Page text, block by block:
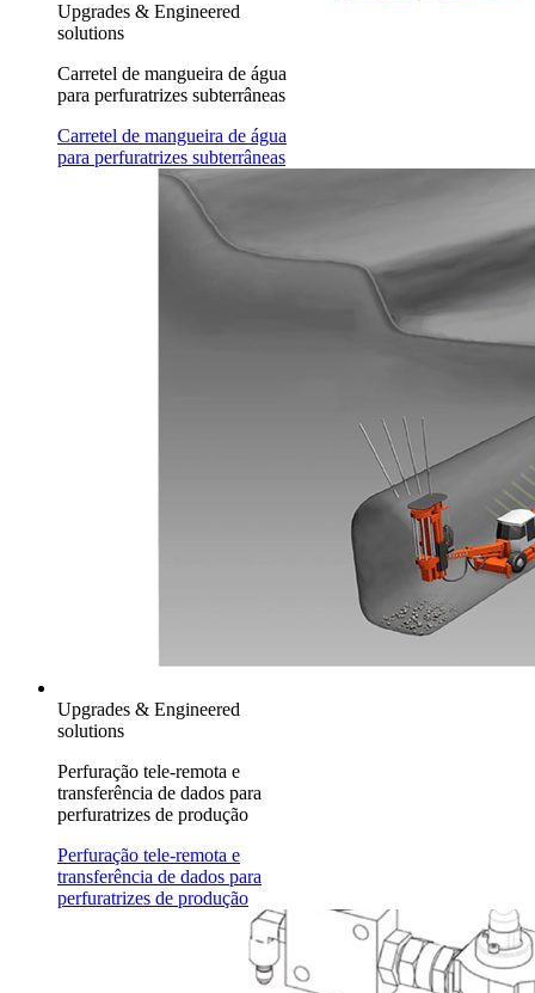
Upgrades & Engineered
solutions
Carretel de mangueira de água
para perfuratrizes subterrâneas
Carretel de mangueira de água
para perfuratrizes subterrâneas
Upgrades & Engineered
solutions
Perfuração tele-remota e
transferência de dados para
perfuratrizes de produção
Perfuração tele-remota e
transferência de dados para
perfuratrizes de produção